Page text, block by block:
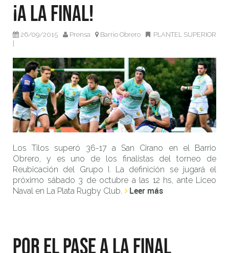
¡A la final!
26/09/2015 Prensa Barrio Obrero
PLANTEL SUPERIOR
Los Tilos superó 36-17 a San Cirano en el Barrio
Obrero, y es uno de los finalistas del torneo de
Reubicación del Grupo I. La definición se jugará el
próximo sábado 3 de octubre a las 12 hs, ante Liceo
Naval en La Plata Rugby Club.
Leer más
Por el pase a la final